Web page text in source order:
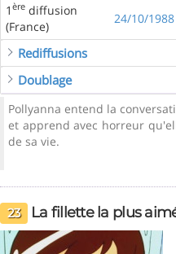
1 ère diffusion
(France)
24/10/1988
Rediffusions
Doublage
Pollyanna entend la
et apprend avec horreur
de sa vie.
23 La fillette la plus